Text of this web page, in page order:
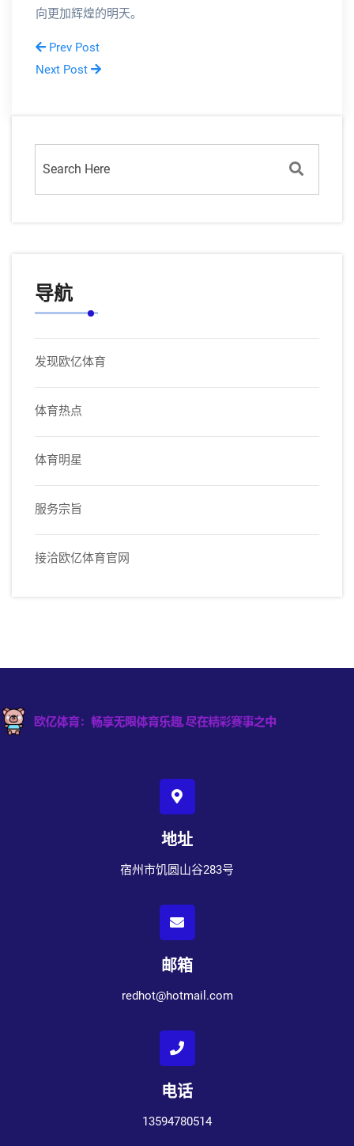
向更加辉煌的明天。
Prev Post
Next Post
导航
发现欧亿体育
体育热点
体育明星
服务宗旨
接洽欧亿体育官网
地址
宿州市饥圆山谷283号
邮箱
redhot@hotmail.com
电话
13594780514